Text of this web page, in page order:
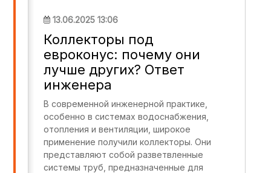
13.06.2025 13:06
Коллекторы под
евроконус: почему они
лучше других? Ответ
инженера
В современной инженерной практике,
особенно в системах водоснабжения,
отопления и вентиляции, широкое
применение получили коллекторы. Они
представляют собой разветвленные
системы труб, предназначенные для